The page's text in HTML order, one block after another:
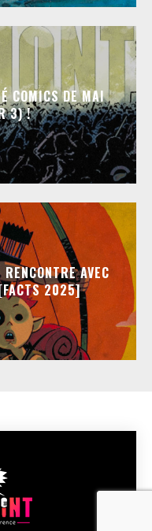
COMICS DE MAI
3) !
AVEC
2025]